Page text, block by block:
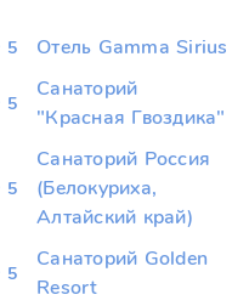
5 Отель Gamma Sirius
5
Санаторий
"Красная Гвоздика"
5
Санаторий Россия
(Белокуриха,
Алтайский край)
5
Санаторий Golden
Resort